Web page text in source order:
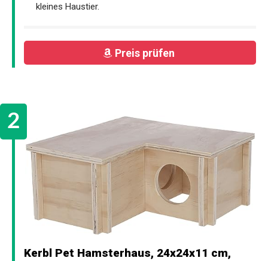
kleines Haustier.
Preis prüfen
Kerbl Pet Hamsterhaus, 24x24x11 cm,